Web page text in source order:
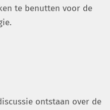
te benutten voor de
ontstaan over de